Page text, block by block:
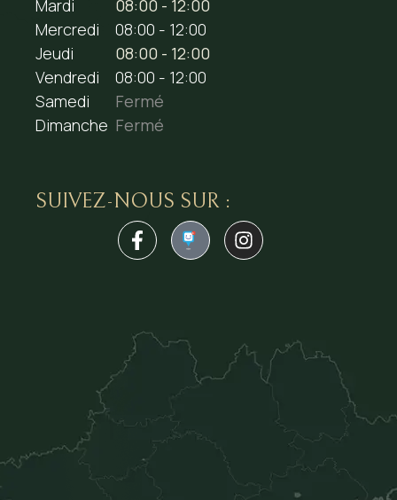
Mardi
08:00 - 12:00
Mercredi
08:00 - 12:00
Jeudi
08:00 - 12:00
Vendredi
08:00 - 12:00
Samedi
Fermé
Dimanche Fermé
SUIVEZ-NOUS SUR :
1